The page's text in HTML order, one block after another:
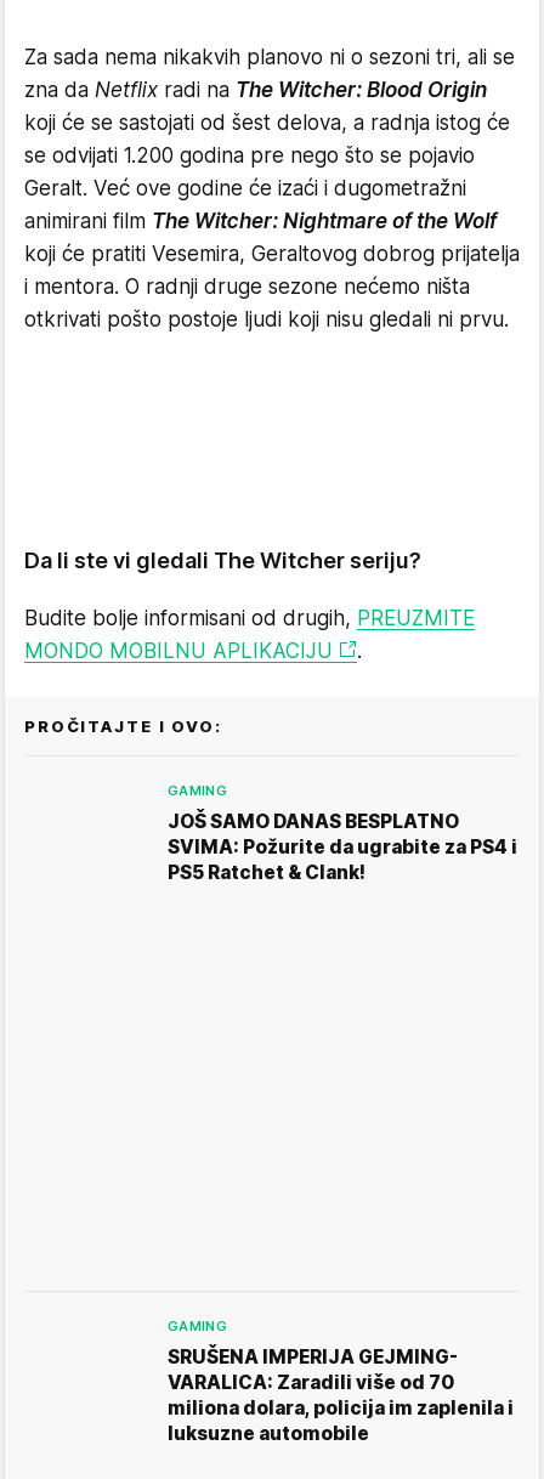
Za sada nema nikakvih planovo ni o sezoni tri, ali se
zna da Netflix radi na The Witcher: Blood Origin
koji će se sastojati od šest delova, a radnja istog će
se odvijati 1.200 godina pre nego što se pojavio
Geralt. Već ove godine će izaći i dugometražni
animirani film The Witcher: Nightmare of the Wolf
koji će pratiti Vesemira, Geraltovog dobrog prijatelja
i mentora. O radnji druge sezone nećemo ništa
otkrivati pošto postoje ljudi koji nisu gledali ni prvu.
Da li ste vi gledali The Witcher seriju?
Budite bolje informisani od drugih, PREUZMITE
MONDO MOBILNU APLIKACIJU
.
PROČITAJTE I OVO:
GAMING
JOŠ SAMO DANAS BESPLATNO
SVIMA: Požurite da ugrabite za PS4 i
PS5 Ratchet & Clank!
GAMING
SRUŠENA IMPERIJA GEJMING-
VARALICA: Zaradili više od 70
miliona dolara, policija im zaplenila i
luksuzne automobile